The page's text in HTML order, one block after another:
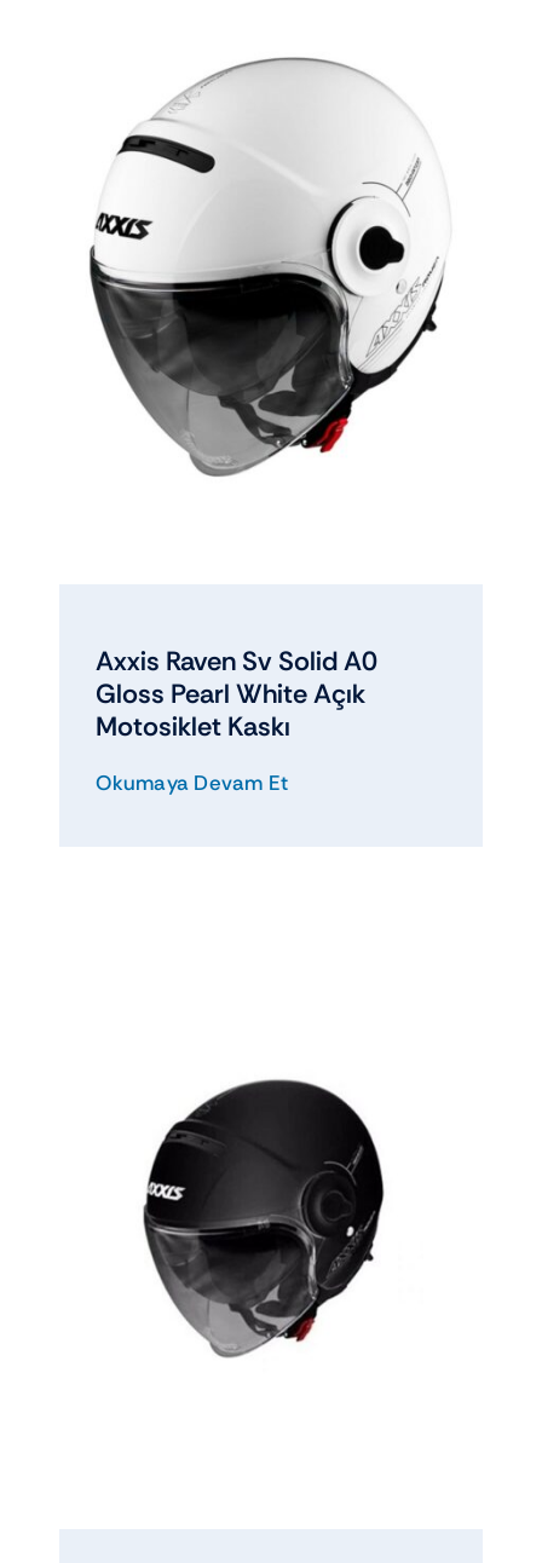
Axxis Raven Sv Solid A0
Gloss Pearl White Açık
Motosiklet Kaskı
Okumaya Devam Et